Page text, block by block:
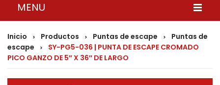
MENU
INICIO
QUIENES SOMOS
PRODUCTOS
Inicio > Productos > Puntas de escape >
Puntas de
escape
>
SY-PG5-036 | PUNTA DE ESCAPE CROMADO
PICO GANZO DE 5″ X 36″ DE LARGO